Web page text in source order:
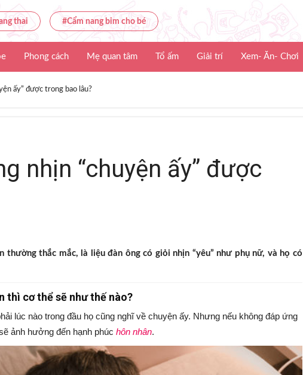
thai #Cẩm nang bỉm cho bé
Phong cách Mẹ quan tâm Tổ ấm Giải trí Xem- Ăn- Chơi
ấy” được trong bao lâu?
nhịn “chuyện ấy” được
thắc mắc, là liệu đàn ông có giỏi nhịn “yêu” như phụ nữ, và họ có
thì cơ thể sẽ như thế nào?
lúc nào trong đầu họ cũng nghĩ về chuyện ấy. Nhưng nếu không đáp ứng
ảnh hưởng đến hạnh phúc hôn nhân.